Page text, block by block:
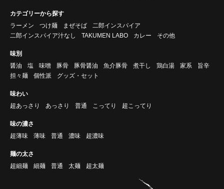
カテゴリーから探す
ラーメン
つけ麺 まぜそば
二郎インスパイア
二郎インスパイア汁なし
TAKUMEN LABO カレー その他
味別
醤油
塩 味噌 豚骨 豚骨醤油 魚介豚骨 煮干し 鶏白湯 家系
旨辛
担々麺
個性派 グッズ・セット
味わい
超あっさり
あっさり 普通 こってり 超こってり
味の濃さ
超薄味
薄味 普通 濃味 超濃味
麺の太さ
超細麺
細麺 普通 太麺 超太麺